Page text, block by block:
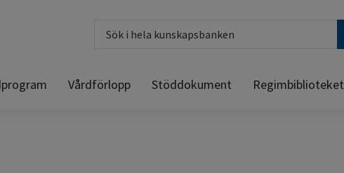
Vårdförlopp Stöddokument Regimbiblioteket